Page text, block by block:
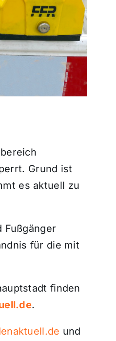
Grund ist
es aktuell zu
Fußgänger
für die mit
finden
.
und